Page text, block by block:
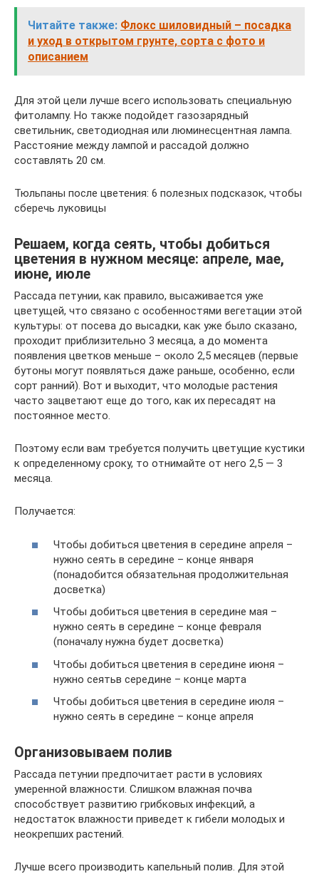
Читайте также: Флокс шиловидный – посадка
и уход в открытом грунте, сорта с фото и
описанием
Для этой цели лучше всего использовать специальную
фитолампу. Но также подойдет газозарядный
светильник, светодиодная или люминесцентная лампа.
Расстояние между лампой и рассадой должно
составлять 20 см.
Тюльпаны после цветения: 6 полезных подсказок, чтобы
сберечь луковицы
Решаем, когда сеять, чтобы добиться
цветения в нужном месяце: апреле, мае,
июне, июле
Рассада петунии, как правило, высаживается уже
цветущей, что связано с особенностями вегетации этой
культуры: от посева до высадки, как уже было сказано,
проходит приблизительно 3 месяца, а до момента
появления цветков меньше – около 2,5 месяцев (первые
бутоны могут появляться даже раньше, особенно, если
сорт ранний). Вот и выходит, что молодые растения
часто зацветают еще до того, как их пересадят на
постоянное место.
Поэтому если вам требуется получить цветущие кустики
к определенному сроку, то отнимайте от него 2,5 — 3
месяца.
Получается:
Чтобы добиться цветения в середине апреля –
нужно сеять в середине – конце января
(понадобится обязательная продолжительная
досветка)
Чтобы добиться цветения в середине мая –
нужно сеять в середине – конце февраля
(поначалу нужна будет досветка)
Чтобы добиться цветения в середине июня –
нужно сеятьв середине – конце марта
Чтобы добиться цветения в середине июля –
нужно сеять в середине – конце апреля
Организовываем полив
Рассада петунии предпочитает расти в условиях
умеренной влажности. Слишком влажная почва
способствует развитию грибковых инфекций, а
недостаток влажности приведет к гибели молодых и
неокрепших растений.
Лучше всего производить капельный полив. Для этой